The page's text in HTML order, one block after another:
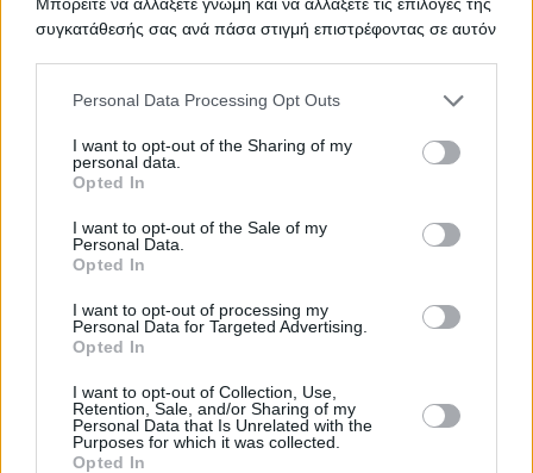
συγκατάθεσής σας ανά πάσα στιγμή επιστρέφοντας σε αυτόν
Please note that this website/app uses one or more Google
not limited to your visit or usage behaviour. You may click to
grant or deny consent to Google and its third-party tags to
use your data for below specified purposes in below Google
consent section.
Personal Data Processing Opt Outs
I want to opt-out of the Sharing of my
personal data.
Opted In
I want to opt-out of the Sale of my
Personal Data.
Opted In
I want to opt-out of processing my
Personal Data for Targeted Advertising.
Opted In
I want to opt-out of Collection, Use,
Retention, Sale, and/or Sharing of my
Personal Data that Is Unrelated with the
Purposes for which it was collected.
Opted In
ΤΙΤΛΟΣ ΟΞΥΓΟΝΟ
ΤΙΤΛΟΣ
ΣΥΝΤΗΡΗΣΗΣ ΙΑΤΡΙΚΟΥ
ΕΞΟΠΛΙΣΜΟΥ
ΤΙΤΛΟΣ